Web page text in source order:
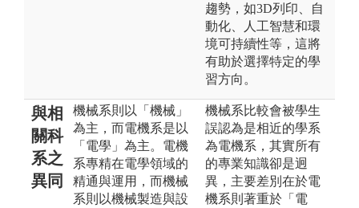
趨勢，如3D列印、自
動化、人工智慧和環
境可持續性等，這將
有助於選擇特定的學
習方向。
與相
關科
系之
異同
機械系則以「機械」
為主，而電機系是以
「電學」為主。電機
系專精在電學領域的
精通與運用，而機械
系則以機械製造與設
機械系比較會被學生
誤認為是相近的學系
為電機系，其實所有
的專業知識卻是迥
異，主要差別在於電
機系則著重於「電